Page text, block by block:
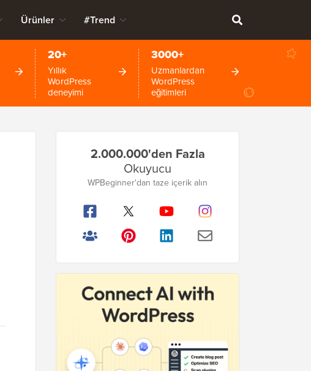
Ürünler #Trend
20+
Yıllık
WordPress
deneyimi
3000+
Uzmanlardan
WordPress
eğitimleri
Kenar
Çubuğu
2.000.000'den Fazla
Okuyucu
WPBeginner'dan taze içerik alın